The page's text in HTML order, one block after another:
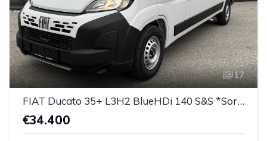
17
FIAT Ducato 35+ L3H2 BlueHDi 140 S&S *Sortimo Ausbau*
€34.400